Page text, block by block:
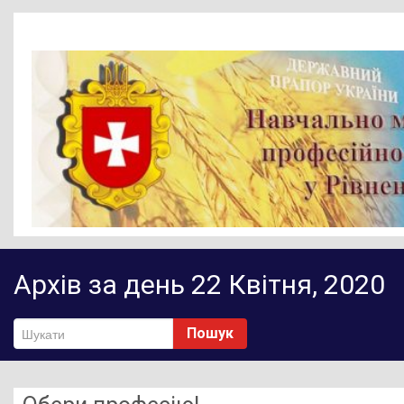
Головна
Новини
Діяльність НМЦ ПТО
Методичне забезпечення
Нормативно-правове забезпечення
Архів за день 22 Квітня, 2020
Пошук